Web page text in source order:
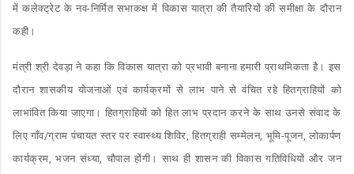
में कलेक्ट्रेट के नव-निर्मित सभाकक्ष में विकास यात्रा की तैयारियों की समीक्षा के दौरान
कही।
मंत्री श्री देवड़ा ने कहा कि विकास यात्रा को प्रभावी बनाना हमारी प्राथमिकता है। इस
दौरान शासकीय योजनाओं एवं कार्यक्रमों से लाभ पाने से वंचित रहे हितग्राहियों को
लाभांवित किया जाएगा। हितग्राहियों को हित लाभ प्रदान करने के साथ उनसे संवाद के
लिए गाँव/ग्राम पंचायत स्तर पर स्वास्थ्य शिविर, हितग्राही सम्मेलन, भूमि-पूजन, लोकार्पण
कार्यक्रम, भजन संध्या, चौपाल होंगी। साथ ही शासन की विकास गतिविधियों और जन